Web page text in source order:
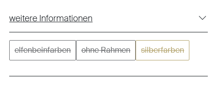
weitere Informationen
elfenbeinfarben ohne Rahmen silberfarben